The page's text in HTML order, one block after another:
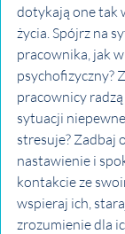
dotykają one tak
życia. Spójrz na
pracownika, jak
psychofizyczny?
pracownicy
sytuacji
stresuje? Zadbaj
nastawienie i
kontakcie ze
wspieraj ich,
zrozumienie dla